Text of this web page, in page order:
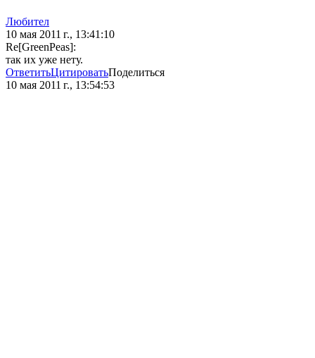
Любител
10 мая 2011 г., 13:41:10
Re[GreenPeas]:
так их уже нету.
ОтветитьЦитироватьПоделиться
10 мая 2011 г., 13:54:53